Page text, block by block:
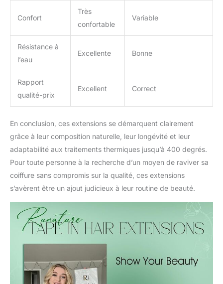
Confort
Très
confortable
Variable
Résistance à
l’eau
Excellente Bonne
Rapport
qualité-prix
Excellent Correct
En conclusion, ces extensions se démarquent clairement
grâce à leur composition naturelle, leur longévité et leur
adaptabilité aux traitements thermiques jusqu’à 400 degrés.
Pour toute personne à la recherche d’un moyen de raviver sa
coiffure sans compromis sur la qualité, ces extensions
s’avèrent être un ajout judicieux à leur routine de beauté.